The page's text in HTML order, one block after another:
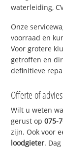
waterleiding,
Onze
voorraad en
Voor grotere
getroffen en
definitieve
Offerte of
Wilt u weten
gerust op075-
zijn. Ook voor
loodgieter.